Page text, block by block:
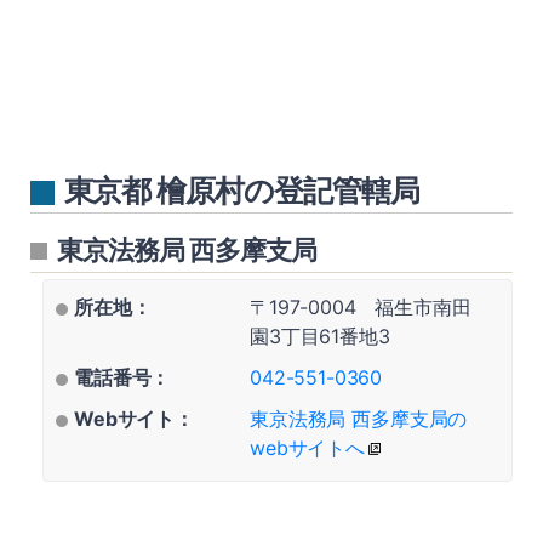
東京都 檜原村の登記管轄局
東京法務局 西多摩支局
所在地：
〒197-0004 福生市南田
園3丁目61番地3
電話番号：
042-551-0360
Webサイト：
東京法務局 西多摩支局の
webサイトへ